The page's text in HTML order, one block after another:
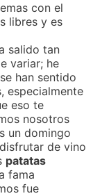
con el
libres y es
salido tan
variar; he
han sentido
especialmente
eso te
nosotros
un domingo
de vino
patatas
fama
fue